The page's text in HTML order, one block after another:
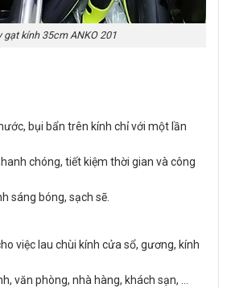
gạt kính 35cm ANKO 201
bụi bẩn trên kính chỉ với một lần
chóng, tiết kiệm thời gian và công
sáng bóng, sạch sẽ.
việc lau chùi kính cửa sổ, gương, kính
văn phòng, nhà hàng, khách sạn, …